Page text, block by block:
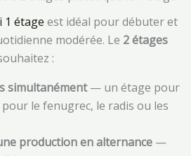
1 étage est idéal pour débuter et
modérée. Le 2 étages
:
simultanément— un étage pour
le fenugrec, le radis ou les
production en alternance —